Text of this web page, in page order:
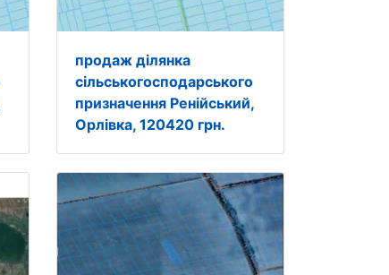
продаж ділянка
сільськогосподарського
призначення Ренійський,
Орлівка, 120420 грн.